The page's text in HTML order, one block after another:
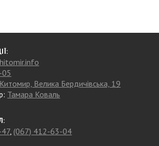
Велика Бердичівська, 19
Тамара Коваль
, (067) 412-63-04